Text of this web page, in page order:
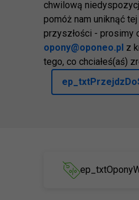
chwilową
pomóż nam uniknąć
przyszłości - prosimy
opony@oponeo.pl z
tego, co chciałeś(aś)